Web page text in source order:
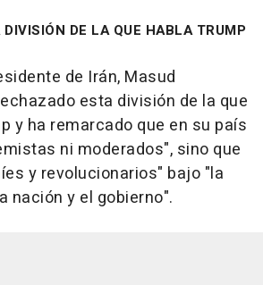
DE LA QUE HABLA TRUMP
de Irán, Masud
esta división de la que
y ha remarcado que en su país
ni moderados", sino que
y revolucionarios" bajo "la
nación y el gobierno".